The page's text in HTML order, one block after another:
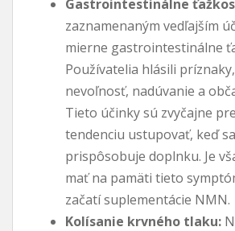
Gastrointestinálne
zaznamenaným vedľajším
mierne gastrointestinálne
Používatelia hlásili
nevoľnosť, nadúvanie a
Tieto účinky sú zvyčajne
tendenciu ustupovať, keď
prispôsobuje doplnku. Je
mať na pamäti tieto
začatí suplementácie NMN.
Kolísanie krvného tlaku: